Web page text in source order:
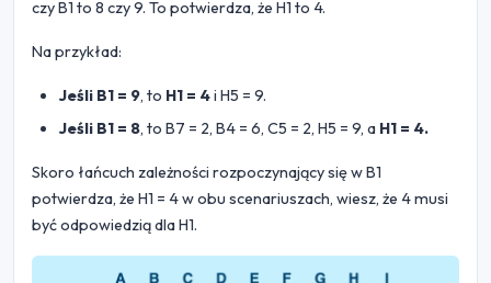
czy B1 to 8 czy 9. To potwierdza, że H1 to 4.
Na przykład:
Jeśli B1 = 9, to H1 = 4i H5 = 9.
Jeśli B1 = 8, to B7 = 2, B4 = 6, C5 = 2, H5 = 9, a H1 = 4.
Skoro łańcuch zależności rozpoczynający się w B1
potwierdza, że H1 = 4 w obu scenariuszach, wiesz, że 4 musi
być odpowiedzią dla H1.